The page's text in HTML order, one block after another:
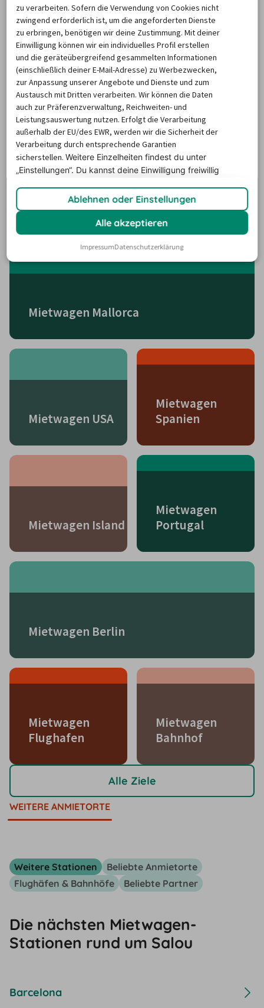
Unterkunft: Der billiger-mietwagen.de Abhol-Atlas zeigt
alle nahegelegenen Autovermietungen und
Rückgabestationen in Salou. Für Städtetrips,
Landpartien…und mehr Flexibilität im Urlaub! Na, wo
soll der Roadtrip starten?
Um die Karte und die Stationsinformationen
anzuzeigen, aktiviere bitte Cookies.
Klicke hier, um deine Cookie-Einstellungen zu
verwalten.
Die beliebtesten Reiseziele
Mietwagen Mallorca
Mietwagen USA
Mietwagen
Spanien
Mietwagen Island
Mietwagen
Portugal
Mietwagen Berlin
Mietwagen
Flughafen
Mietwagen
Bahnhof
Alle Ziele
WEITERE ANMIETORTE
Weitere Stationen
Beliebte Anmietorte
Flughäfen & Bahnhöfe
Beliebte Partner
Die nächsten Mietwagen-
Stationen rund um Salou
Barcelona
zu verarbeiten. Sofern die Verwendung von Cookies nicht
zwingend erforderlich ist, um die angeforderten Dienste
zu erbringen, benötigen wir deine Zustimmung. Mit deiner
Einwilligung können wir ein individuelles Profil erstellen
und die geräteübergreifend gesammelten Informationen
(einschließlich deiner E-Mail-Adresse) zu Werbezwecken,
zur Anpassung unserer Angebote und Dienste und zum
Austausch mit Dritten verarbeiten. Wir können die Daten
auch zur Präferenzverwaltung, Reichweiten- und
Leistungsauswertung nutzen. Erfolgt die Verarbeitung
außerhalb der EU/des EWR, werden wir die Sicherheit der
Verarbeitung durch entsprechende Garantien
sicherstellen.Weitere Einzelheiten findest du unter
„Einstellungen“. Du kannst deine Einwilligung freiwillig
Ablehnen oder Einstellungen
Alle akzeptieren
ImpressumDatenschutzerklärung